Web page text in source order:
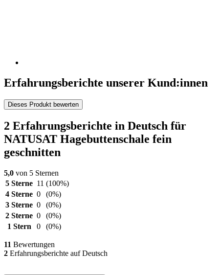
Erfahrungsberichte unserer Kund:innen
Dieses Produkt bewerten
2 Erfahrungsberichte in Deutsch für
NATUSAT Hagebuttenschale fein
geschnitten
5,0 von 5 Sternen
5 Sterne 11 (100%)
4 Sterne 0
(0%)
3 Sterne 0
(0%)
2 Sterne 0
(0%)
1 Stern
0 (0%)
11 Bewertungen
2 Erfahrungsberichte auf Deutsch